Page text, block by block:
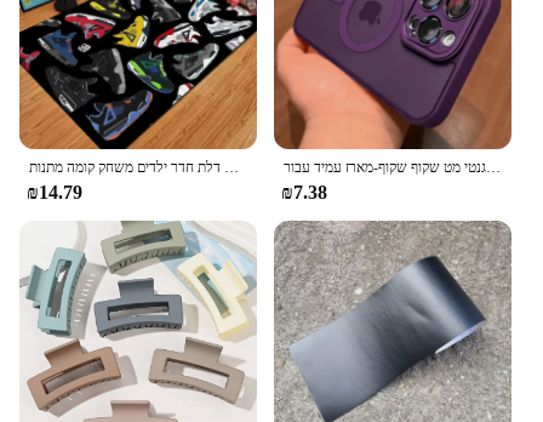
נעלי ספורט כדורסל אופנה להדפיס שטיח שטיח לסלון מסדרון חדר שינה דלת חדר ילדים משחק קומה מתנות
₪14.79
יוקרה מגנטי מט שקוף שקוף-מארז עמיד עבור iphone 16 15 14 13 12 11 מקסימום עבור כיסוי מטען אלחוטי מגן
₪7.38